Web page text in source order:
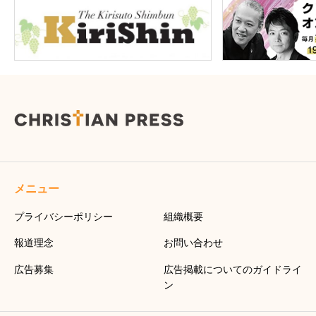
メニュー
プライバシーポリシー 組織概要
報道理念 お問い合わせ
広告募集
広告掲載についてのガイドライ
ン